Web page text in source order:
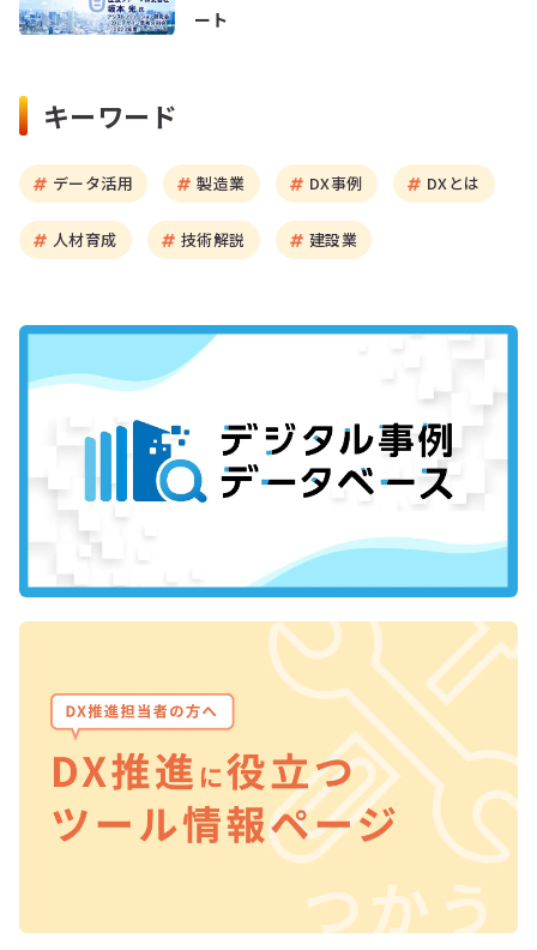
ート
キーワード
データ活用 製造業 DX事例 DXとは
人材育成 技術解説 建設業